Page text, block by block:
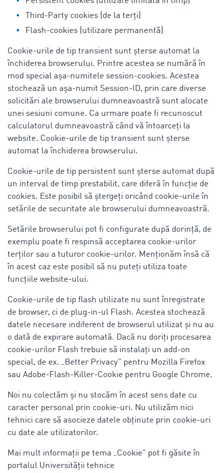
Third-Party cookies (de la terți)
Flash-cookies (utilizare permanentă)
Cookie-urile de tip transient sunt șterse automat la
închiderea browserului. Printre acestea se numără în
mod special așa-numitele session-cookies. Acestea
stochează un așa-numit Session-ID, prin care diverse
solicitări ale browserului dumneavoastră sunt alocate
unei sesiuni comune. Ca urmare poate fi recunoscut
calculatorul dumneavoastră când vă întoarceți la
website. Cookie-urile de tip transient sunt șterse
automat la închiderea browserului.
Cookie-urile de tip persistent sunt șterse automat după
un interval de timp prestabilit, care diferă în funcție de
cookies. Este posibil să ștergeți oricând cookie-urile în
setările de securitate ale browserului dumneavoastră.
Setările browserului pot fi configurate după dorință, de
exemplu poate fi respinsă acceptarea cookie-urilor
terților sau a tuturor cookie-urilor. Menționăm însă că
în acest caz este posibil să nu puteți utiliza toate
funcțiile website-ului.
Cookie-urile de tip flash utilizate nu sunt înregistrate
de browser, ci de plug-in-ul Flash. Acestea stochează
datele necesare indiferent de browserul utilizat și nu au
o dată de expirare automată. Dacă nu doriți procesarea
cookie-urilor Flash trebuie să instalați un add-on
special, de ex. „Better Privacy” pentru Mozilla Firefox
sau Adobe-Flash-Killer-Cookie pentru Google Chrome.
Noi nu colectăm și nu stocăm în acest sens date cu
caracter personal prin cookie-uri. Nu utilizăm nici
tehnici care să asocieze datele obținute prin cookie-uri
cu date ale utilizatorilor.
Mai mult informații pe tema „Cookie” pot fi găsite în
portalul Universității tehnice